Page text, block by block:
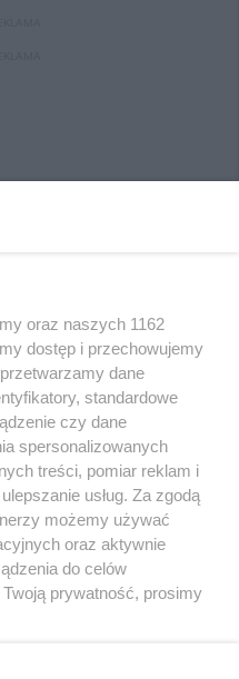
korzystania z portali
Skontaktuj sięz nami
Kontakt
Wydawca
Redakcja
oraz naszych 1162
dostęp i przechowujemy
dane
standardowe
czy dane
spersonalizowanych
treści, pomiar reklam i
usług. Za zgodą
możemy używać
oraz aktywnie
do celów
prywatność, prosimy